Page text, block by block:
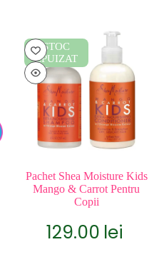
STOC
EPUIZAT
Pachet Shea Moisture Kids
Mango & Carrot Pentru
Copii
129.00 lei